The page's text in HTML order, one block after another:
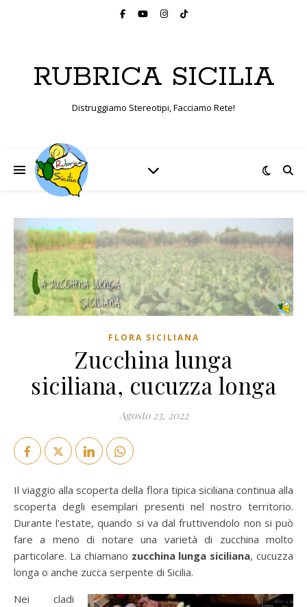
RUBRICA SICILIA
Distruggiamo Stereotipi, Facciamo Rete!
FLORA SICILIANA
Zucchina lunga
siciliana, cucuzza longa
Agosto 23, 2022
Il viaggio alla scoperta della flora tipica siciliana continua alla
scoperta degli esemplari presenti nel nostro territorio.
Durante l’estate, quando si va dal fruttivendolo non si può
fare a meno di notare una varietà di zucchina molto
particolare. La chiamano zucchina lunga siciliana, cucuzza
longa o anche zucca serpente di Sicilia.
Nei cladi